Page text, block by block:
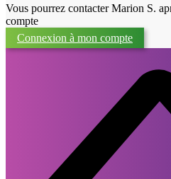
Vous pourrez contacter Marion S.
compte
Connexion à mon compte